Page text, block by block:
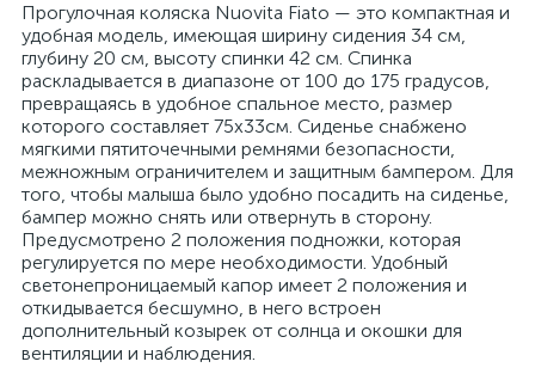
Прогулочная коляска Nuovita Fiato — это компактная и
удобная модель, имеющая ширину сидения 34 см,
глубину 20 см, высоту спинки 42 см. Спинка
раскладывается в диапазоне от 100 до 175 градусов,
превращаясь в удобное спальное место, размер
которого составляет 75х33см. Сиденье снабжено
мягкими пятиточечными ремнями безопасности,
межножным ограничителем и защитным бампером. Для
того, чтобы малыша было удобно посадить на сиденье,
бампер можно снять или отвернуть в сторону.
Предусмотрено 2 положения подножки, которая
регулируется по мере необходимости. Удобный
светонепроницаемый капор имеет 2 положения и
откидывается бесшумно, в него встроен
дополнительный козырек от солнца и окошки для
вентиляции и наблюдения.